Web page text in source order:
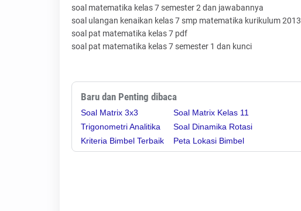
soal matematika kelas 7 semester 2 dan jawabannya
soal ulangan kenaikan kelas 7 smp matematika kurikulum 2013
soal pat matematika kelas 7 pdf
soal pat matematika kelas 7 semester 1 dan kunci
Baru dan Penting dibaca
Soal Matrix 3x3
Trigonometri Analitika
Kriteria Bimbel Terbaik
Soal Matrix Kelas 11
Soal Dinamika Rotasi
Peta Lokasi Bimbel